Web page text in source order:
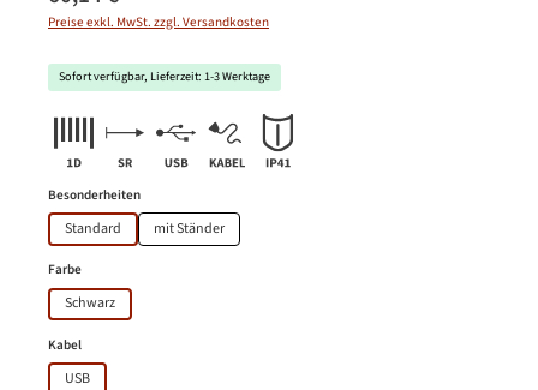
Preise exkl. MwSt. zzgl. Versandkosten
Sofort verfügbar, Lieferzeit: 1-3 Werktage
Besonderheitenauswählen
Standard mit Ständer
Farbeauswählen
Schwarz
Kabelauswählen
USB